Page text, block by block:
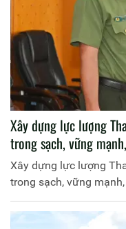
Xây dựng lực lượng
trong sạch, vững
Xây dựng lực lượng
trong sạch, vững